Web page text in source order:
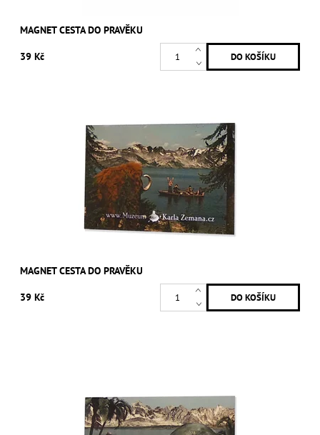
MAGNET CESTA DO PRAVĚKU
39 Kč
MAGNET CESTA DO PRAVĚKU
39 Kč